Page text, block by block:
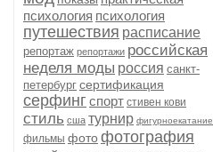
психология психология
путешествия расписание
репортаж репортажи российская
неделя моды россия санкт-
петербург сертификация
серфинг спорт стивен кови
стиль сша турнир фигурноекатание
фильмы фотофотография